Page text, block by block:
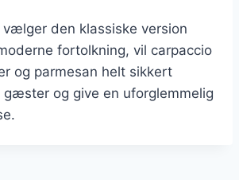
den klassiske version
fortolkning, vil carpaccio
og parmesan helt sikkert
gæster og give en uforglemmelig